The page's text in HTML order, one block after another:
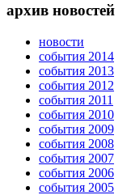
архив новостей
новости
события 2014
события 2013
события 2012
события 2011
события 2010
события 2009
события 2008
события 2007
события 2006
события 2005